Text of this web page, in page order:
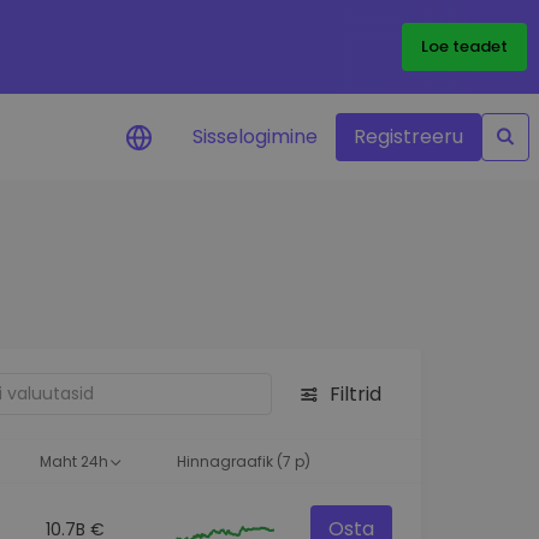
Loe teadet
Sisselogimine Registreeru
Filtrid
Maht 24h Hinnagraafik (7 p)
10.7B € Osta